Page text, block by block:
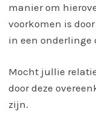
manier om
voorkomen is
in een onderlinge
Mocht jullie
door deze
zijn.